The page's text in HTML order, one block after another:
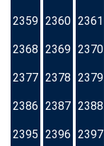
2359 2360 2361
2368 2369 2370
2377 2378 2379
2386 2387 2388
2395 2396 2397